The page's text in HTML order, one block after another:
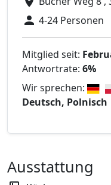
4-24 Personen
Mitglied seit:
Antwortrate: 6%
Wir sprechen:
Deutsch, Polnisch
Ausstattung